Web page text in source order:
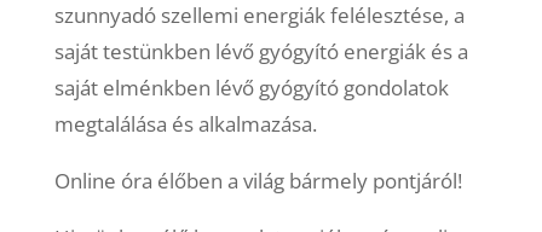
szunnyadó szellemi energiák felélesztése, a
saját testünkben lévő gyógyító energiák és a
saját elménkben lévő gyógyító gondolatok
megtalálása és alkalmazása.
Online óra élőben a világ bármely pontjáról!